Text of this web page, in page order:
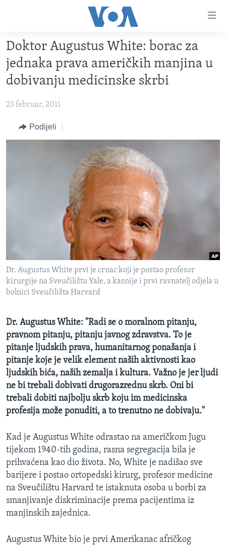
glavni
sadržaj
Pređi
na
glavnu
VIDEO
FOTOGRAFIJE DANA
VIJESTI
SJEDINJENE AMERIČKE DRŽAVE
NAUKA I TEHNOLOGIJA
SLOBODA MEDIJA
ŽENSKA STRANA
IZBJEGLIČKA STRANA
O GLASU AMERIKE
Learning English
Jezici
Doktor Augustus White: borac za
jednaka prava američkih manjina u
dobivanju medicinske skrbi
23 februar, 2011
Podijeli
Dr. Augustus White prvi je crnac koji je postao profesor
kirurgije na Sveučilištu Yale, a kasnije i prvi ravnatelj odjela u
bolnici Sveučilišta Harvard
Dr. Augustus White: "Radi se o moralnom pitanju,
pravnom pitanju, pitanju javnog zdravstva. To je
pitanje ljudskih prava, humanitarnog ponašanja i
pitanje koje je velik element naših aktivnosti kao
ljudskih bića, naših zemalja i kultura. Važno je jer ljudi
ne bi trebali dobivati drugorazrednu skrb. Oni bi
trebali dobiti najbolju skrb koju im medicinska
profesija može ponuditi, a to trenutno ne dobivaju."
Kad je Augustus White odrastao na američkom Jugu
tijekom 1940-tih godina, rasna segregacija bila je
prihvaćena kao dio života. No, White je nadišao sve
barijere i postao ortopedski kirurg, profesor medicine
na Sveučilištu Harvard te istaknuta osoba u borbi za
smanjivanje diskriminacije prema pacijentima iz
manjinskih zajednica.
Augustus White bio je prvi Amerikanac afričkog